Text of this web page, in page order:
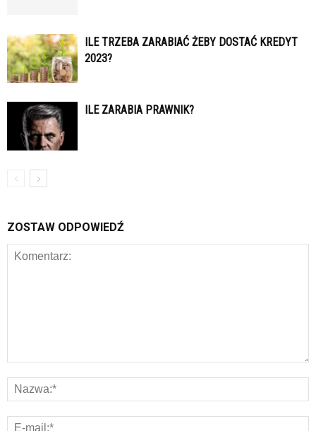
ILE TRZEBA ZARABIAĆ ŻEBY DOSTAĆ KREDYT
2023?
ILE ZARABIA PRAWNIK?
ZOSTAW ODPOWIEDŹ